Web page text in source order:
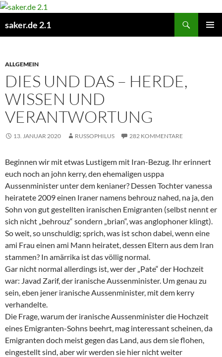
Zum
springen
saker.de 2.1
ALLGEMEIN
DIES UND DAS – HERDE,
WISSEN UND
VERANTWORTUNG
13. JANUAR 2020 RUSSOPHILUS 282 KOMMENTARE
Beginnen wir mit etwas Lustigem mit Iran-Bezug. Ihr erinnert
euch noch an john kerry, den ehemaligen usppa
Aussenminister unter dem kenianer? Dessen Tochter vanessa
heiratete 2009 einen Iraner namens behrouz nahed, na ja, den
Sohn von gut gestellten iranischen Emigranten (selbst nennt er
sich nicht „behrouz“ sondern „brian“, was anglophoner klingt).
So weit, so unschuldig; sprich, was ist schon dabei, wenn eine
ami Frau einen ami Mann heiratet, dessen Eltern aus dem Iran
stammen? In amärrika ist das völlig normal.
Gar nicht normal allerdings ist, wer der „Pate“ der Hochzeit
war: Javad Zarif, der iranische Aussenminister. Um genau zu
sein, eben jener iranische Aussenminister, mit dem kerry
verhandelte.
Die Frage, warum der iranische Aussenminister die Hochzeit
eines Emigranten-Sohns beehrt, mag interessant scheinen, da
Emigranten doch meist gegen das Land, aus dem sie flohen,
eingestellt sind, aber wir werden sie hier nicht weiter